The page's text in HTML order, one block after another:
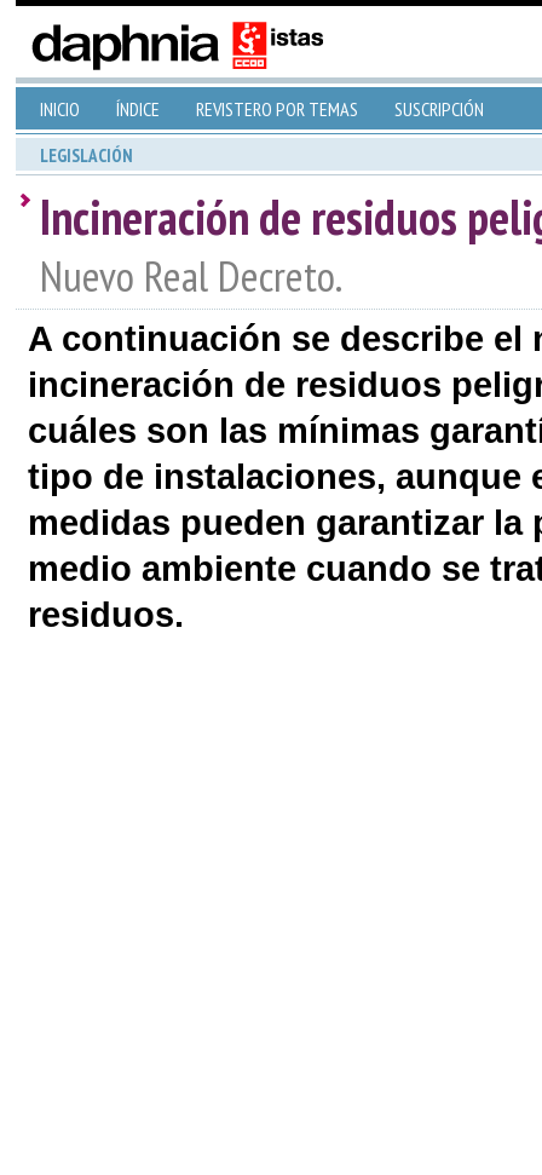
INICIO ÍNDICE REVISTERO POR TEMAS SUSCRIPCIÓN
LEGISLACIÓN
Incineración de residuos
Nuevo Real Decreto.
A continuación se describe el
incineración de residuos
cuáles son las mínimas
tipo de instalaciones, aunque
medidas pueden garantizar
medio ambiente cuando se
residuos.